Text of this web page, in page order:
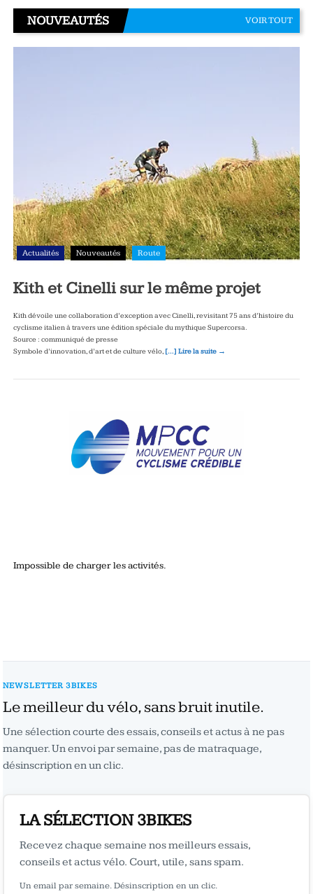
NOUVEAUTÉS VOIR TOUT
Actualités Nouveautés Route
Kith et Cinelli sur le même projet
Kith dévoile une collaboration d’exception avec Cinelli, revisitant 75 ans d’histoire du
cyclisme italien à travers une édition spéciale du mythique Supercorsa.
Source : communiqué de presse
Symbole d’innovation, d’art et de culture vélo, […] Lire la suite →
Impossible de charger les activités.
NEWSLETTER 3BIKES
Le meilleur du vélo, sans bruit inutile.
Une sélection courte des essais, conseils et actus à ne pas
manquer. Un envoi par semaine, pas de matraquage,
désinscription en un clic.
LA SÉLECTION 3BIKES
Recevez chaque semaine nos meilleurs essais,
conseils et actus vélo. Court, utile, sans spam.
Un email par semaine. Désinscription en un clic.